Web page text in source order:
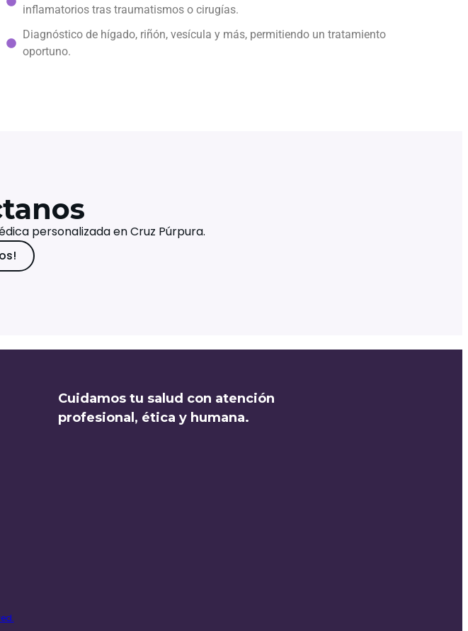
inflamatorios tras traumatismos o cirugías.
Diagnóstico de hígado, riñón, vesícula y más, permitiendo un tratamiento
oportuno.
personalizada en Cruz Púrpura.
Cuidamos tu salud con atención
profesional, ética y humana.